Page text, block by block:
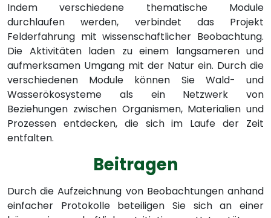
Indem verschiedene thematische Module
durchlaufen werden, verbindet das Projekt
Felderfahrung mit wissenschaftlicher Beobachtung.
Die Aktivitäten laden zu einem langsameren und
aufmerksamen Umgang mit der Natur ein. Durch die
verschiedenen Module können Sie Wald- und
Wasserökosysteme als ein Netzwerk von
Beziehungen zwischen Organismen, Materialien und
Prozessen entdecken, die sich im Laufe der Zeit
entfalten.
Beitragen
Durch die Aufzeichnung von Beobachtungen anhand
einfacher Protokolle beteiligen Sie sich an einer